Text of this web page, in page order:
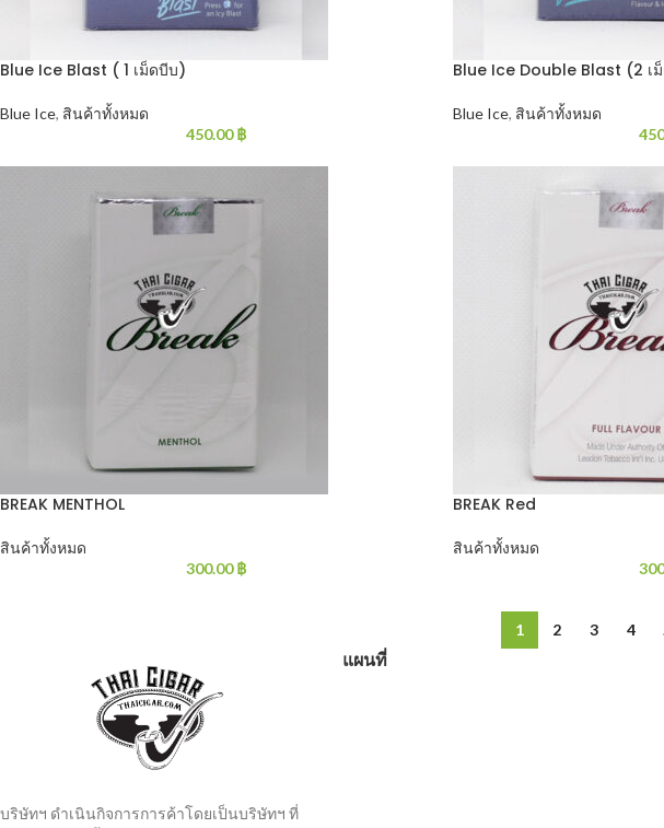
Blue Ice Blast ( 1 เม็ดบีบ)
Blue Ice, สินค้าทั้งหมด
450.00฿
Blue Ice Double Blast (2 เ
Blue Ice, สินค้าทั้งหมด
BREAK MENTHOL
สินค้าทั้งหมด
300.00฿
BREAK Red
สินค้าทั้งหมด
1 2 3 4
บริษัทฯ ดำเนินกิจการการค้าโดยเป็นบริษัทฯ ที่
แผนที่